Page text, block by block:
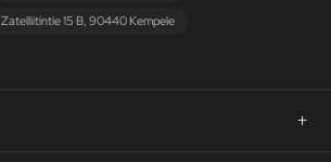
Zatelliitintie 15 B, 90440 Kempele